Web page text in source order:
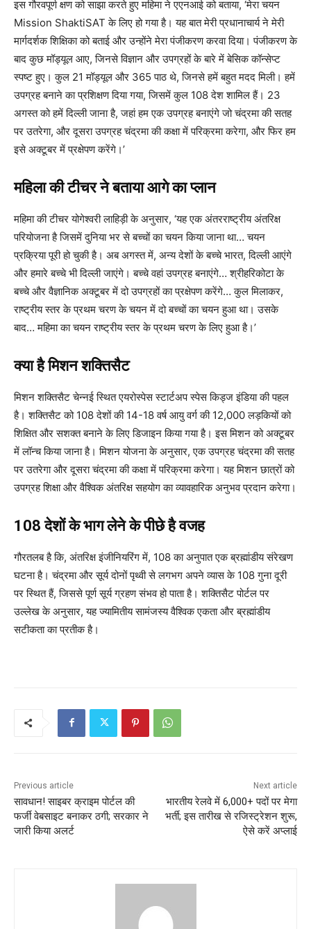
इस गौरवपूर्ण क्षण को साझा करते हुए महिमा ने एएनआई को बताया, ‘मेरा चयन
Mission ShaktiSAT के लिए हो गया है। यह बात मेरी प्रधानाचार्य ने मेरी
मार्गदर्शक शिक्षिका को बताई और उन्होंने मेरा पंजीकरण करवा दिया। पंजीकरण के
बाद कुछ मॉड्यूल आए, जिनसे विज्ञान और उपग्रहों के बारे में बेसिक कॉन्सेप्ट
स्पष्ट हुए। कुल 21 मॉड्यूल और 365 पाठ थे, जिनसे हमें बहुत मदद मिली। हमें
उपग्रह बनाने का प्रशिक्षण दिया गया, जिसमें कुल 108 देश शामिल हैं। 23
अगस्त को हमें दिल्ली जाना है, जहां हम एक उपग्रह बनाएंगे जो चंद्रमा की सतह
पर उतरेगा, और दूसरा उपग्रह चंद्रमा की कक्षा में परिक्रमा करेगा, और फिर हम
इसे अक्टूबर में प्रक्षेपण करेंगे।’
महिला की टीचर ने बताया आगे का प्लान
महिमा की टीचर योगेश्वरी लाहिड़ी के अनुसार, ‘यह एक अंतरराष्ट्रीय अंतरिक्ष
परियोजना है जिसमें दुनिया भर से बच्चों का चयन किया जाना था… चयन
प्रक्रिया पूरी हो चुकी है। अब अगस्त में, अन्य देशों के बच्चे भारत, दिल्ली आएंगे
और हमारे बच्चे भी दिल्ली जाएंगे। बच्चे वहां उपग्रह बनाएंगे… श्रीहरिकोटा के
बच्चे और वैज्ञानिक अक्टूबर में दो उपग्रहों का प्रक्षेपण करेंगे… कुल मिलाकर,
राष्ट्रीय स्तर के प्रथम चरण के चयन में दो बच्चों का चयन हुआ था। उसके
बाद… महिमा का चयन राष्ट्रीय स्तर के प्रथम चरण के लिए हुआ है।’
क्या है मिशन शक्तिसैट
मिशन शक्तिसैट चेन्नई स्थित एयरोस्पेस स्टार्टअप स्पेस किड्ज इंडिया की पहल
है। शक्तिसैट को 108 देशों की 14-18 वर्ष आयु वर्ग की 12,000 लड़कियों को
शिक्षित और सशक्त बनाने के लिए डिजाइन किया गया है। इस मिशन को अक्टूबर
में लॉन्च किया जाना है। मिशन योजना के अनुसार, एक उपग्रह चंद्रमा की सतह
पर उतरेगा और दूसरा चंद्रमा की कक्षा में परिक्रमा करेगा। यह मिशन छात्रों को
उपग्रह शिक्षा और वैश्विक अंतरिक्ष सहयोग का व्यावहारिक अनुभव प्रदान करेगा।
108 देशों के भाग लेने के पीछे है वजह
गौरतलब है कि, अंतरिक्ष इंजीनियरिंग में, 108 का अनुपात एक ब्रह्मांडीय संरेखण
घटना है। चंद्रमा और सूर्य दोनों पृथ्वी से लगभग अपने व्यास के 108 गुना दूरी
पर स्थित हैं, जिससे पूर्ण सूर्य ग्रहण संभव हो पाता है। शक्तिसैट पोर्टल पर
उल्लेख के अनुसार, यह ज्यामितीय सामंजस्य वैश्विक एकता और ब्रह्मांडीय
सटीकता का प्रतीक है।
Previous article
सावधान! साइबर क्राइम पोर्टल की
फर्जी वेबसाइट बनाकर ठगी; सरकार ने
जारी किया अलर्ट
Next article
भारतीय रेलवे में 6,000+ पदों पर मेगा
भर्ती; इस तारीख से रजिस्ट्रेशन शुरू,
ऐसे करें अप्लाई